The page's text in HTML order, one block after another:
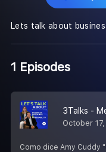
Lets talk about
1 Episodes
October
Como dice Amy Cuddy